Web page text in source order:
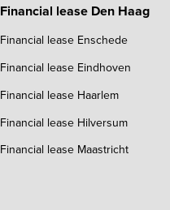
Financial lease Den Haag
Financial lease Enschede
Financial lease Eindhoven
Financial lease Haarlem
Financial lease Hilversum
Financial lease Maastricht